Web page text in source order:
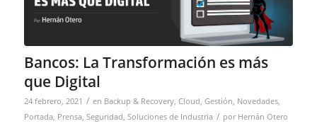
Bancos: La Transformación es más
que Digital
24 febrero, 2021 / en Backup & Recovery, Cloud, Gestión, Novedades,
Portada, Prensa, Seguridad, Soluciones de Industria / por Hernán Otero